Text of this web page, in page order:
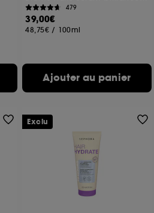
479
39,00€
48,75€ / 100ml
Ajouter au panier
Exclu